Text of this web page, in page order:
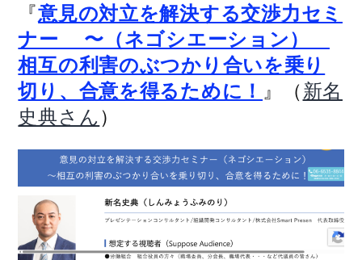
『意見の対立を解決する交渉力セミ
ナー 〜（ネゴシエーション）
相互の利害のぶつかり合いを乗り
切り、合意を得るために！
』（新名
史典さん ）